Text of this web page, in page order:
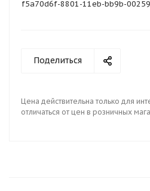
f5a70d6f-8801-11eb-bb9b-
Поделиться
Цена действительна только для
отличаться от цен в розничных